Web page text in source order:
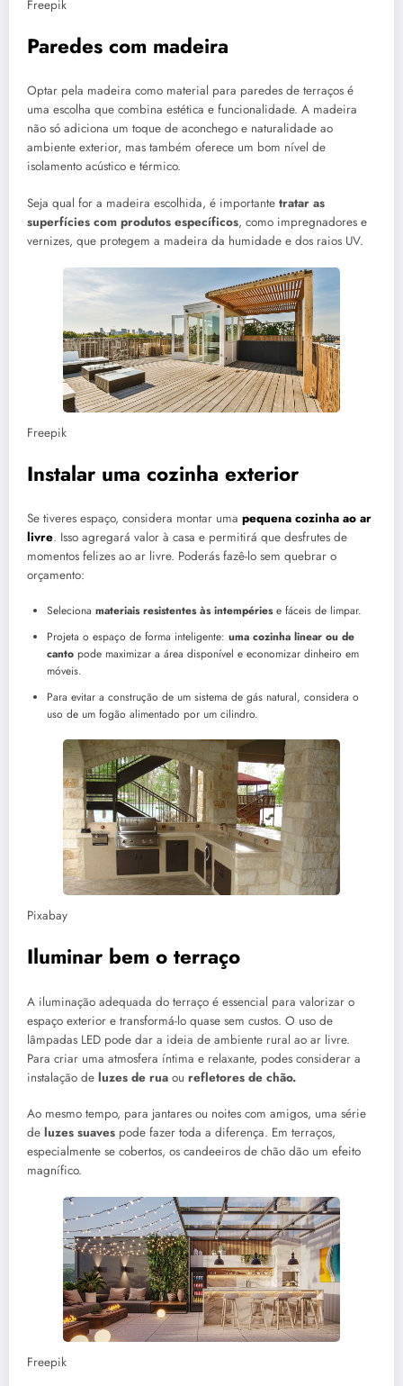
Freepik
Paredes com madeira
Optar pela madeira como material para paredes de terraços é
uma escolha que combina estética e funcionalidade. A madeira
não só adiciona um toque de aconchego e naturalidade ao
ambiente exterior, mas também oferece um bom nível de
isolamento acústico e térmico.
Seja qual for a madeira escolhida, é importante tratar as
superfícies com produtos específicos, como impregnadores e
vernizes, que protegem a madeira da humidade e dos raios UV.
Freepik
Instalar uma cozinha exterior
Se tiveres espaço, considera montar uma pequena cozinha ao ar
livre. Isso agregará valor à casa e permitirá que desfrutes de
momentos felizes ao ar livre. Poderás fazê-lo sem quebrar o
orçamento:
Seleciona materiais resistentes às intempériese fáceis de limpar.
Projeta o espaço de forma inteligente: uma cozinha linear ou de
canto pode maximizar a área disponível e economizar dinheiro em
móveis.
Para evitar a construção de um sistema de gás natural, considera o
uso de um fogão alimentado por um cilindro.
Pixabay
Iluminar bem o terraço
A iluminação adequada do terraço é essencial para valorizar o
espaço exterior e transformá-lo quase sem custos. O uso de
lâmpadas LED pode dar a ideia de ambiente rural ao ar livre.
Para criar uma atmosfera íntima e relaxante, podes considerar a
instalação de luzes de rua ou refletores de chão.
Ao mesmo tempo, para jantares ou noites com amigos, uma série
de luzes suaves pode fazer toda a diferença. Em terraços,
especialmente se cobertos, os candeeiros de chão dão um efeito
magnífico.
Freepik